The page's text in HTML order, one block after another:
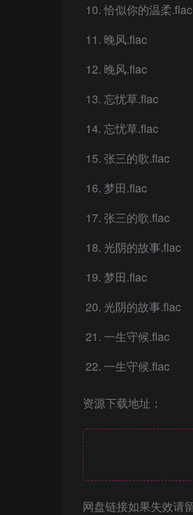
恰似你的温柔.flac
晚风.flac
晚风.flac
忘忧草.flac
忘忧草.flac
张三的歌.flac
梦田.flac
张三的歌.flac
光阴的故事.flac
梦田.flac
光阴的故事.flac
一生守候.flac
一生守候.flac
资源下载地址：
网盘链接如果失效请